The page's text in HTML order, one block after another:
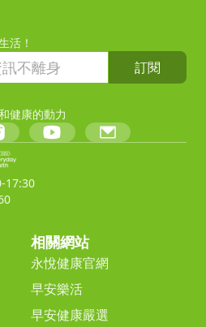
活！
訂閱
健康的動力
17:30
相關網站
永悅健康官網
早安樂活
早安健康嚴選